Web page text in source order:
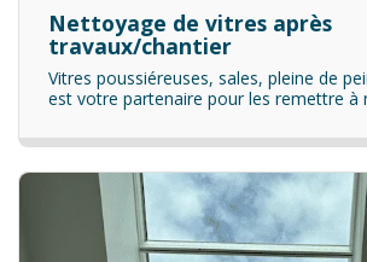
Nettoyage de vitres après
travaux/chantier
Vitres poussiéreuses, sales, pleine de
est votre partenaire pour les remettre à